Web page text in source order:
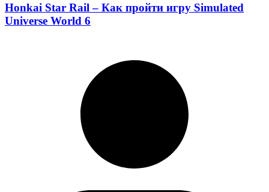
Honkai Star Rail – Как пройти игру Simulated
Universe World 6